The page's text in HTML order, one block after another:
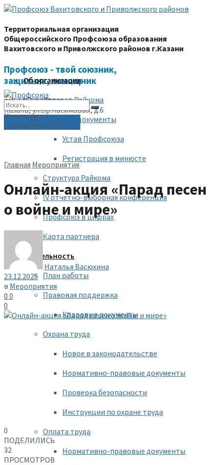
Территориальная организация
Общероссийского Профсоюза образования
Вахитовского и Приволжского районов г.Казани
Профсоюз - твой союзник,
защитник, помощник
prk-ed@yandex.ru
Казань, ул.Бр.Касимовых, д.6
(843) 228-68-80
Об организации
Аппарат Райкома
Уставные документы
Устав Профсоюза
Регистрация в минюсте
Структура Райкома
IV отчетно-выборная конференция
Профсоюз в цифрах
Карта партнера
Деятельность
План работы
Правовая поддержка
Кадровые документы
Охрана труда
Новое в законодательстве
Нормативно-правовые документы
Проверка безопасности
Инструкции по охране труда
Оплата труда
Нормативно-правовые документы
Ничего нет
Посмотреть все
Главная Мероприятия
Онлайн-акция «Парад песен
о войне и мире»
Наталья Васюхина
23.12.2025
в Мероприятия
0 0
0
0
ПОДЕЛИЛИСЬ
32
ПРОСМОТРОВ